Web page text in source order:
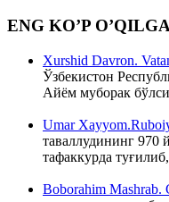
ENG KO’P
Xurshid Davron.
Ўзбекистон
Айём муборак
Umar
таваллудининг 970
тафаккурда
Boborahim Mashrab.